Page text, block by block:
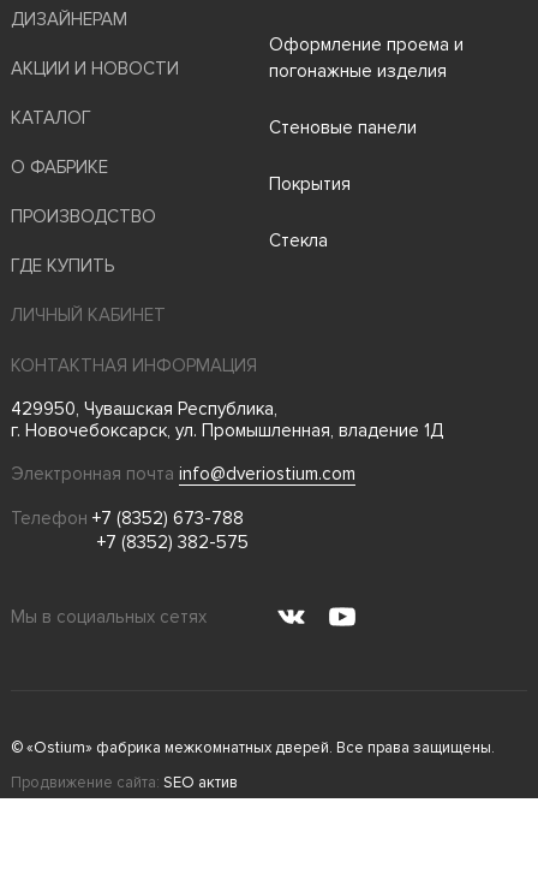
ДИЗАЙНЕРАМ
АКЦИИ И НОВОСТИ
КАТАЛОГ
О ФАБРИКЕ
ПРОИЗВОДСТВО
ГДЕ КУПИТЬ
Оформление проема и
погонажные изделия
Стеновые панели
Покрытия
Стекла
ЛИЧНЫЙ КАБИНЕТ
КОНТАКТНАЯ ИНФОРМАЦИЯ
429950, Чувашская Республика,
г. Новочебоксарск, ул. Промышленная, владение 1Д
Электронная почта info@dveriostium.com
Телефон +7 (8352) 673-788
+7 (8352) 382-575
Мы в социальных сетях
© «Ostium» фабрика межкомнатных дверей. Все права защищены.
Продвижение сайта: SEO актив